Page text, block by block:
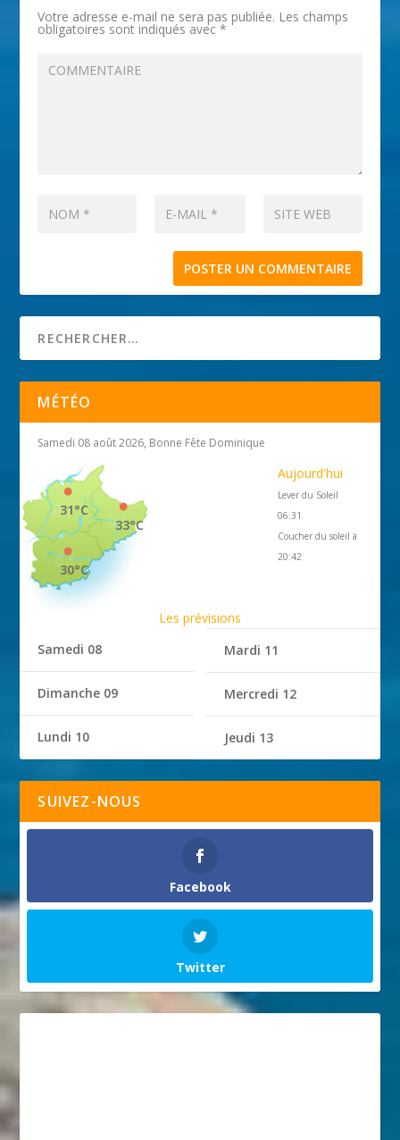
Votre adresse e-mail ne sera pas publiée. Les champs
obligatoires sont indiqués avec*
MÉTÉO
Samedi 08 août 2026, Bonne Fête Dominique
33°C
31°C
30°C
Aujourd'hui
Lever du Soleil
06:31
Coucher du soleil à
20:42
Les prévisions
Samedi 08
Dimanche 09
Lundi 10
Mardi 11
Mercredi 12
Jeudi 13
SUIVEZ-NOUS
Facebook
Twitter